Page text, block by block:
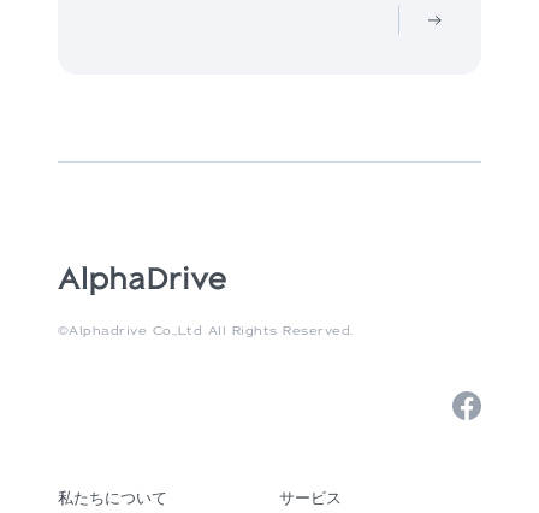
©Alphadrive Co.,Ltd All Rights Reserved.
私たちについて サービス